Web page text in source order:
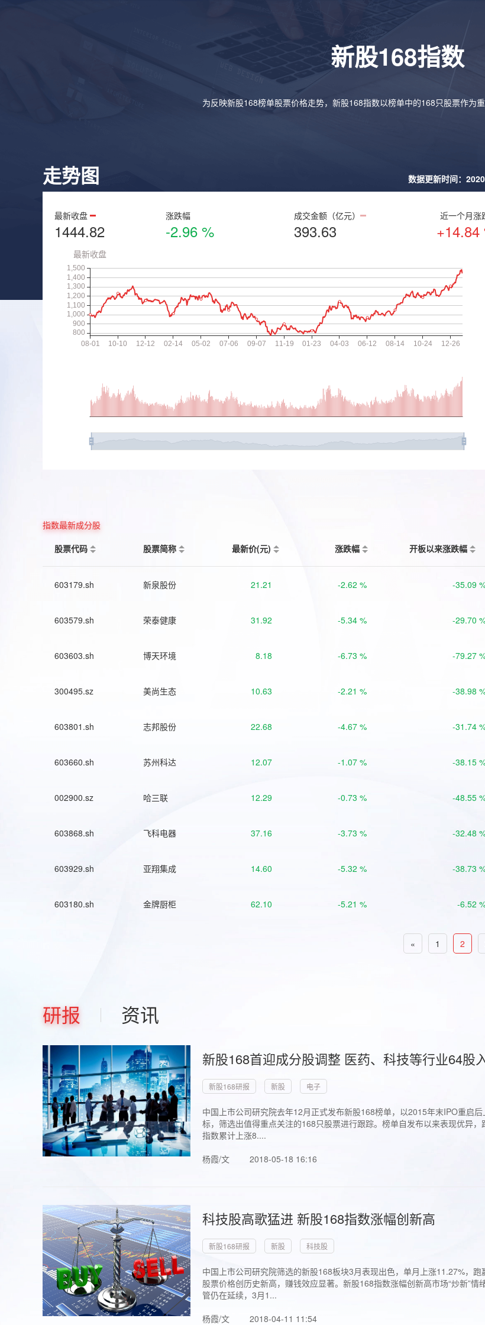
新股168指数
为反映新股168榜单股票价格走势，新股168指数以榜单中的168只股票作为
走势图 数据更新时间：
最新收盘
1444.82
涨跌幅
-2.96 %
成交金额（亿元）
393.63
近一个月涨
+14.84
指数最新成分股
股票代码
股票简称 最新价(元) 涨跌幅 开板以来涨跌幅
603179.sh 新泉股份 21.21 -2.62 % -35.09
603579.sh 荣泰健康 31.92 -5.34 % -29.70
603603.sh 博天环境 8.18 -6.73 % -79.27
300495.sz 美尚生态 10.63 -2.21 % -38.98
603801.sh 志邦股份 22.68 -4.67 % -31.74
603660.sh 苏州科达 12.07 -1.07 % -38.15
002900.sz 哈三联 12.29 -0.73 % -48.55
603868.sh 飞科电器 37.16 -3.73 % -32.48
603929.sh 亚翔集成 14.60 -5.32 % -38.73
603180.sh 金牌厨柜 62.10 -5.21 % -6.52
« 1 2
研报 资讯
新股168首迎成分股调整 医药、科技等行业64股
新股168研报 新股 电子
中国上市公司研究院去年12月正式发布新股168榜单，以2015年末IPO重启
标，筛选出值得重点关注的168只股票进行跟踪。榜单自发布以来表现优异
指数累计上涨8....
杨霞/文
2018-05-18 16:16
科技股高歌猛进 新股168指数涨幅创新高
新股168研报 新股 科技股
中国上市公司研究院筛选的新股168板块3月表现出色，单月上涨11.27%，
股票价格创历史新高，赚钱效应显著。新股168指数涨幅创新高市场“炒新”
管仍在延续，3月1...
杨霞/文
2018-04-11 11:54